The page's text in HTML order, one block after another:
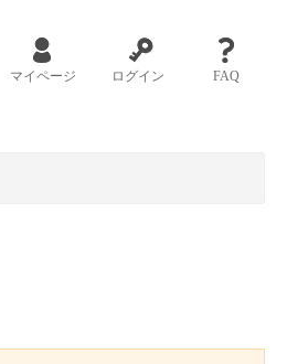
マイページ ログイン FAQ